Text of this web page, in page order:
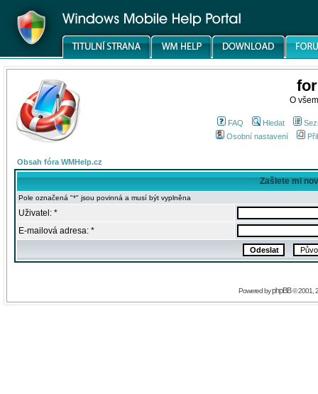
O
FAQ Hledat
Osobní nastavení
Obsah fóra WMHelp.cz
Zašlete mi
Pole označená "*" jsou povinná a musí být vyplněna
Uživatel: *
E-mailová adresa: *
Powered byphpBB© 2001,